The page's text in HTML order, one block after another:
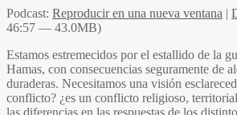
Podcast: Reproducir en una nueva ventana |
46:57 — 43.0MB)
Estamos estremecidos por el estallido de la
Hamas, con consecuencias seguramente de
duraderas. Necesitamos una visión
conflicto? ¿es un conflicto religioso,
las diferencias en las respuestas de los